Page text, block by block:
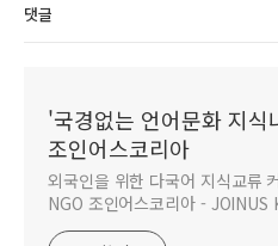
댓글
'국경없는 언어문화 지식
조인어스코리아
외국인을 위한 다국어 지식교류
NGO 조인어스코리아 - JOINUS